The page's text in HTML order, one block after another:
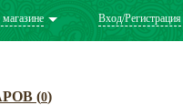
Вход/Регистрация
(0)